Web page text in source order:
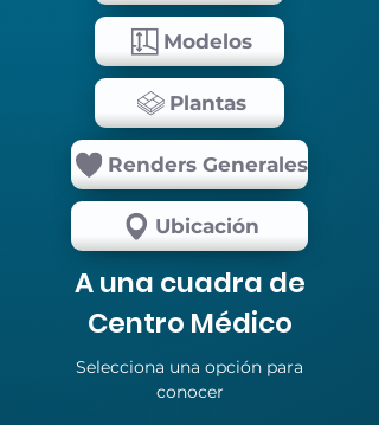
Modelos
Plantas
Renders Generales
Ubicación
A una cuadra de
Centro Médico
Selecciona una opción para
conocer